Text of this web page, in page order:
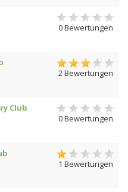
0 Bewertungen
2 Bewertungen
Club
0 Bewertungen
1 Bewertungen